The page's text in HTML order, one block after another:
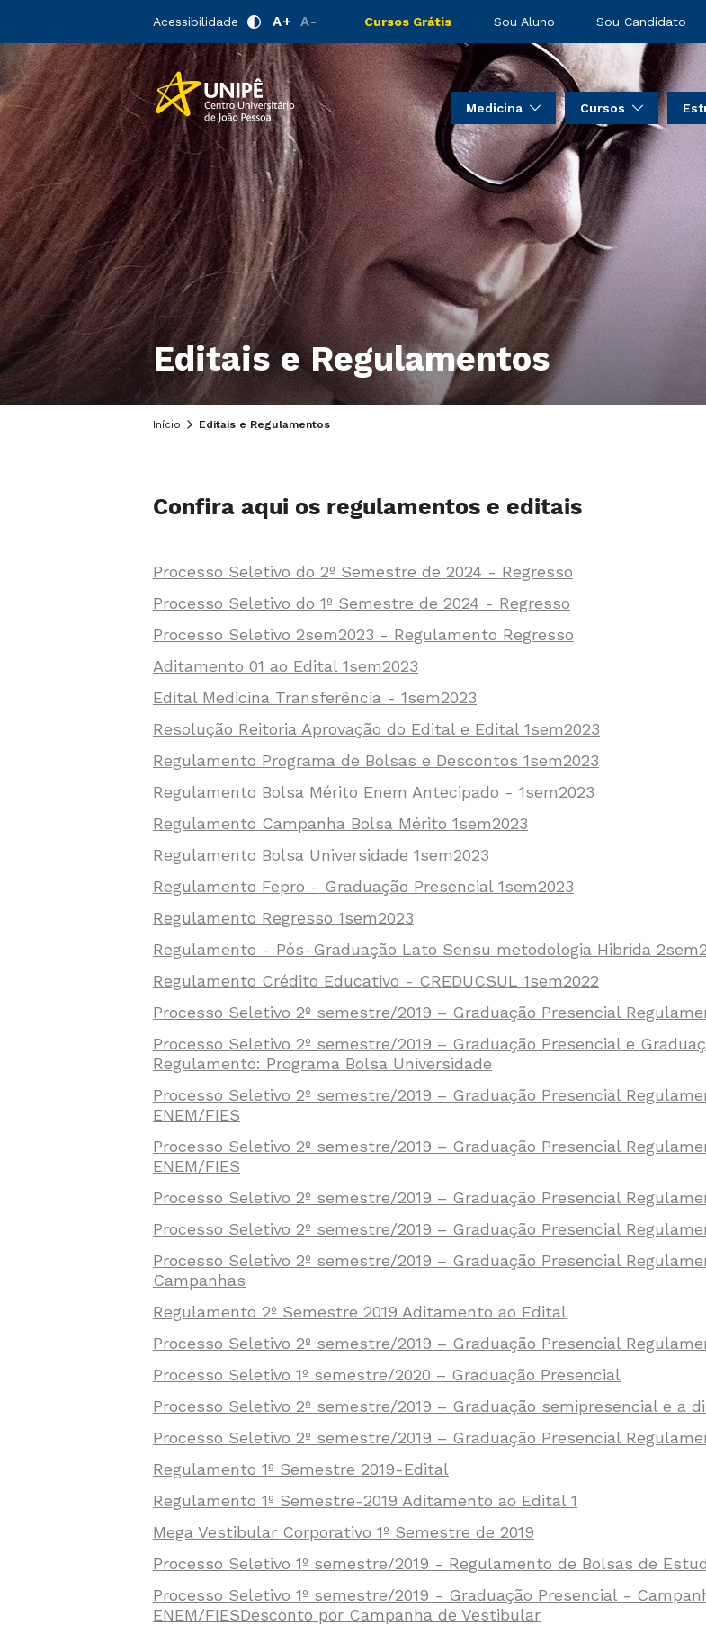
Acessibilidade A+ A- Cursos Grátis Sou Aluno Sou Candidato
Medicina Cursos
Editais e Regulamentos
Início Editais e Regulamentos
Confira aqui os regulamentos e editais
Processo Seletivo do 2º Semestre de 2024 - Regresso
Processo Seletivo do 1º Semestre de 2024 - Regresso
Processo Seletivo 2sem2023 - Regulamento Regresso
Aditamento 01 ao Edital 1sem2023
Edital Medicina Transferência - 1sem2023
Resolução Reitoria Aprovação do Edital e Edital 1sem2023
Regulamento Programa de Bolsas e Descontos 1sem2023
Regulamento Bolsa Mérito Enem Antecipado - 1sem2023
Regulamento Campanha Bolsa Mérito 1sem2023
Regulamento Bolsa Universidade 1sem2023
Regulamento Fepro - Graduação Presencial 1sem2023
Regulamento Regresso 1sem2023
Regulamento - Pós-Graduação Lato Sensu metodologia Hibrida
Regulamento Crédito Educativo - CREDUCSUL 1sem2022
Processo Seletivo 2º semestre/2019 – Graduação Presencial
Processo Seletivo 2º semestre/2019 – Graduação Presencial e
Regulamento: Programa Bolsa Universidade
Processo Seletivo 2º semestre/2019 – Graduação Presencial
ENEM/FIES
Processo Seletivo 2º semestre/2019 – Graduação Presencial
ENEM/FIES
Processo Seletivo 2º semestre/2019 – Graduação Presencial
Processo Seletivo 2º semestre/2019 – Graduação Presencial
Processo Seletivo 2º semestre/2019 – Graduação Presencial
Campanhas
Regulamento 2º Semestre 2019 Aditamento ao Edital
Processo Seletivo 2º semestre/2019 – Graduação Presencial
Processo Seletivo 1º semestre/2020 – Graduação Presencial
Processo Seletivo 2º semestre/2019 – Graduação semipresencial e a
Processo Seletivo 2º semestre/2019 – Graduação Presencial
Regulamento 1º Semestre 2019-Edital
Regulamento 1º Semestre-2019 Aditamento ao Edital 1
Mega Vestibular Corporativo 1º Semestre de 2019
Processo Seletivo 1º semestre/2019 - Regulamento de Bolsas de
Processo Seletivo 1º semestre/2019 - Graduação Presencial -
ENEM/FIESDesconto por Campanha de Vestibular